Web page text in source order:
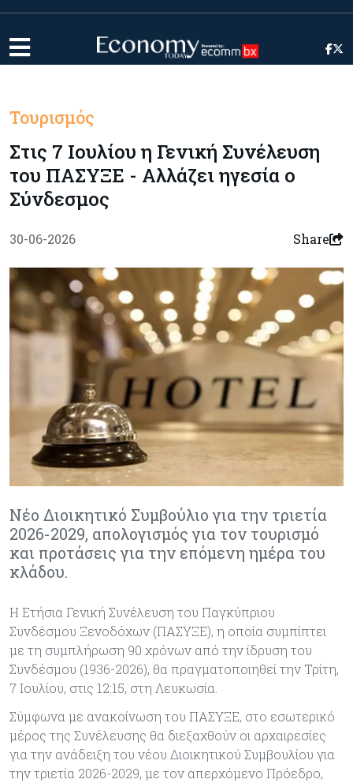
Τουρισμός
Στις 7 Ιουλίου η Γενική Συνέλευση
του ΠΑΣΥΞΕ - Αλλάζει ηγεσία ο
Σύνδεσμος
30-06-2026 Share
Νέο Διοικητικό Συμβούλιο για την τριετία
2026-2029, απολογισμός για τον τουρισμό
και προτάσεις για την επόμενη ημέρα του
κλάδου.
Η Ετήσια Γενική Συνέλευση του Παγκύπριου
Συνδέσμου Ξενοδόχων (ΠΑΣΥΞΕ), η οποία συμπίπτει
με τη συμπλήρωση 90 χρόνων από την ίδρυση του
Συνδέσμου (1936-2026), θα πραγματοποιηθεί την Τρίτη,
7 Ιουλίου, στις 12:15, στη Λευκωσία.
Σύμφωνα με ανακοίνωση του ΠΑΣΥΞΕ, στο εσωτερικό
μέρος της Συνέλευσης θα διεξαχθούν οι αρχαιρεσίες
για την ανάδειξη του νέου Διοικητικού Συμβουλίου για
την τριετία 2026-2029, με τον απερχόμενο Πρόεδρο,